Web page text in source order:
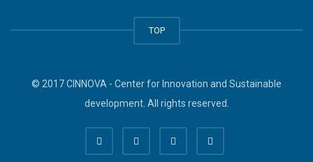
TOP
© 2017 CINNOVA - Center for Innovation and Sustainable
development. All rights reserved.